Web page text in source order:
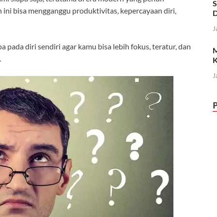
bisa mengganggu produktivitas, kepercayaan diri,
pada diri sendiri agar kamu bisa lebih fokus, teratur, dan